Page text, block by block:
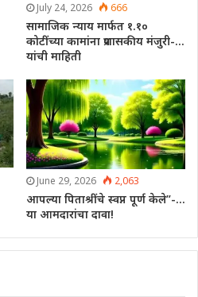
July 24, 2026 666
सामाजिक न्याय मार्फत १.१०
कोटींच्या कामांना प्रशासकीय मंजुरी-…
यांची माहिती
June 29, 2026 2,063
आपल्या पिताश्रींचे स्वप्न पूर्ण केले”-…
या आमदारांचा दावा!